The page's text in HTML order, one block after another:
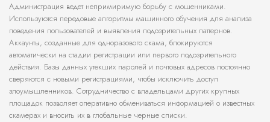
Администрация ведет непримиримую борьбу с мошенниками.
Используются передовые алгоритмы машинного обучения для анализа
поведения пользователей и выявления подозрительных паттернов.
Аккаунты, созданные для одноразового скама, блокируются
автоматически на стадии регистрации или первого подозрительного
действия. Базы данных утекших паролей и почтовых адресов постоянно
сверяются с новыми регистрациями, чтобы исключить доступ
злоумышленников. Сотрудничество с владельцами других крупных
площадок позволяет оперативно обмениваться информацией о известных
скамерах и вносить их в глобальные черные списки.